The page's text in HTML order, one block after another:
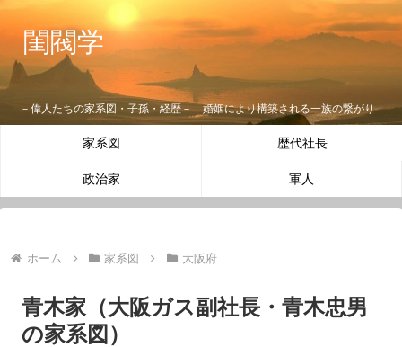
閨閥学
－偉人たちの家系図・子孫・経歴－ 婚姻により構築される一族の繋がり
家系図 歴代社長
政治家 軍人
ホーム 家系図 大阪府
青木家（大阪ガス副社長・青木忠男
の家系図）